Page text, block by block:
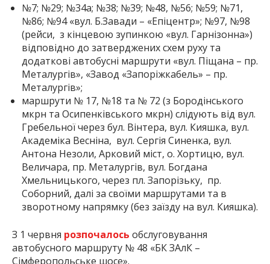
№7; №29; №34а; №38; №39; №48, №56; №59; №71,
№86; №94 «вул. Б.Завади – «Епіцентр»; №97, №98
(рейси, з кінцевою зупинкою «вул. Гарнізонна»)
відповідно до затверджених схем руху та
додаткові автобусні маршрути «вул. Піщана – пр.
Металургів», «Завод «Запоріжкабель» – пр.
Металургів»;
маршрути № 17, №18 та № 72 (з Бородінського
мкрн та Осипенківського мкрн) слідують від вул.
Гребельної через бул. Вінтера, вул. Кияшка, вул.
Академіка Весніна, вул. Сергія Синенка, вул.
Антона Незоли, Арковий міст, о. Хортицю, вул.
Величара, пр. Металургів, вул. Богдана
Хмельницького, через пл. Запорізьку, пр.
Соборний, далі за своїми маршрутами та в
зворотному напрямку (без заїзду на вул. Кияшка).
З 1 червня розпочалось обслуговування
автобусного маршруту № 48 «БК ЗАлК –
Сімферопольське шосе».